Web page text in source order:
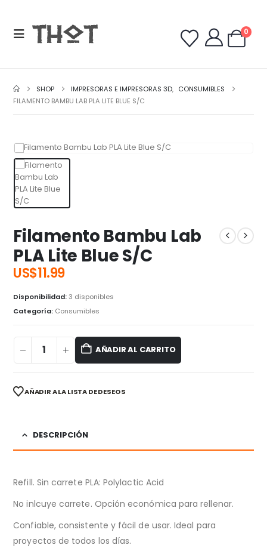
0
SHOP IMPRESORAS E IMPRESORAS 3D, CONSUMIBLES
FILAMENTO BAMBU LAB PLA LITE BLUE S/C
Filamento Bambu Lab
PLA Lite Blue S/C
US$11.99
Disponibilidad:3 disponibles
Categoría: Consumibles
AÑADIR AL CARRITO
AÑADIR A LA LISTA DE DESEOS
DESCRIPCIÓN
Refill. Sin carrete PLA: Polylactic Acid
No inlcuye carrete. Opción económica para rellenar.
Confiable, consistente y fácil de usar. Ideal para
proyectos de todos los días.